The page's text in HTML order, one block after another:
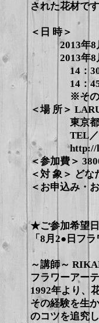
された花材で
＜日 時＞
2013年8月
2013年8月
14：30
14：45～
※その後、
＜場 所＞
東京都渋谷
TEL／
http://
＜参加費＞
＜対 象＞ ど
＜お申込み・
★ご参加希望
「8月2●日フ
～講師～
フラワーアー
1992年より、
その経験を生
のコツを追究